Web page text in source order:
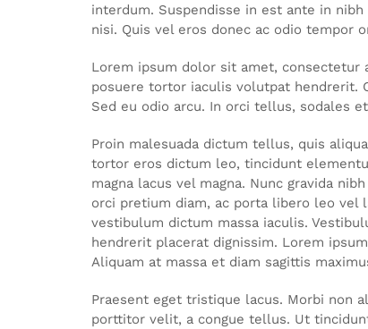
interdum. Suspendisse in est ante in
nisi. Quis vel eros donec ac odio tempor
Lorem ipsum dolor sit amet, consectetur
posuere tortor iaculis volutpat hendrerit.
Sed eu odio arcu. In orci tellus, sodales
Proin malesuada dictum tellus, quis
tortor eros dictum leo, tincidunt
magna lacus vel magna. Nunc gravida
orci pretium diam, ac porta libero leo vel
vestibulum dictum massa iaculis.
hendrerit placerat dignissim. Lorem
Aliquam at massa et diam sagittis
Praesent eget tristique lacus. Morbi non
porttitor velit, a congue tellus. Ut